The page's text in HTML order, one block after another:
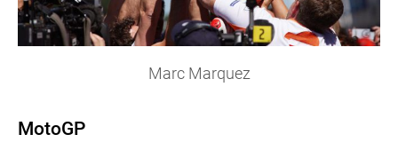
Marc Marquez
MotoGP